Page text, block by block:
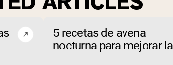
5 recetas de avena
nocturna para mejorar la